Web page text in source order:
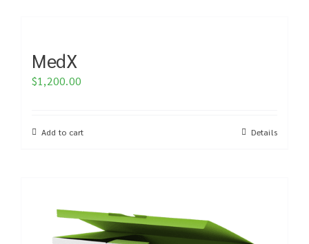
MedX
$1,200.00
Add to cart Details